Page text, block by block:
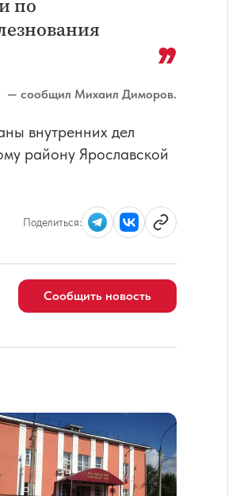
по
— сообщил Михаил Диморов.
внутренних дел
району Ярославской
Поделиться:
Сообщить новость